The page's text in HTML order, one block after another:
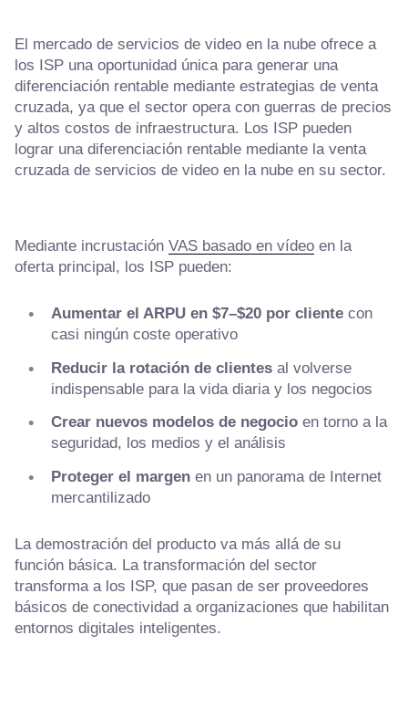
El mercado de servicios de video en la nube ofrece a
los ISP una oportunidad única para generar una
diferenciación rentable mediante estrategias de venta
cruzada, ya que el sector opera con guerras de precios
y altos costos de infraestructura. Los ISP pueden
lograr una diferenciación rentable mediante la venta
cruzada de servicios de video en la nube en su sector.
Mediante incrustación VAS basado en vídeo en la
oferta principal, los ISP pueden:
Aumentar el ARPU en $7–$20 por cliente con
casi ningún coste operativo
Reducir la rotación de clientes al volverse
indispensable para la vida diaria y los negocios
Crear nuevos modelos de negocio en torno a la
seguridad, los medios y el análisis
Proteger el margen en un panorama de Internet
mercantilizado
La demostración del producto va más allá de su
función básica. La transformación del sector
transforma a los ISP, que pasan de ser proveedores
básicos de conectividad a organizaciones que habilitan
entornos digitales inteligentes.